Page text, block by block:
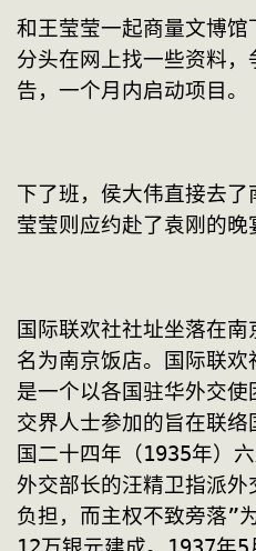
和王莹莹一起商量文博馆
分头在网上找一些资料
告，一个月内启动项目。
下了班，侯大伟直接去
莹莹则应约赴了袁刚的晚
国际联欢社社址坐落在
名为南京饭店。国际联欢
是一个以各国驻华外交
交界人士参加的旨在联
国二十四年（1935年）
外交部长的汪精卫指派
负担，而主权不致旁落”